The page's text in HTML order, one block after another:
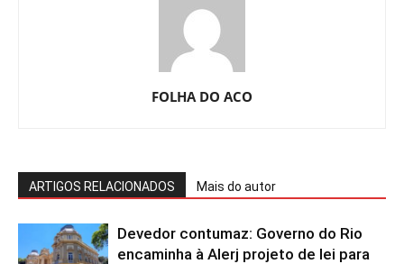
FOLHA DO ACO
ARTIGOS RELACIONADOS Mais do autor
Devedor contumaz: Governo do Rio
encaminha à Alerj projeto de lei para